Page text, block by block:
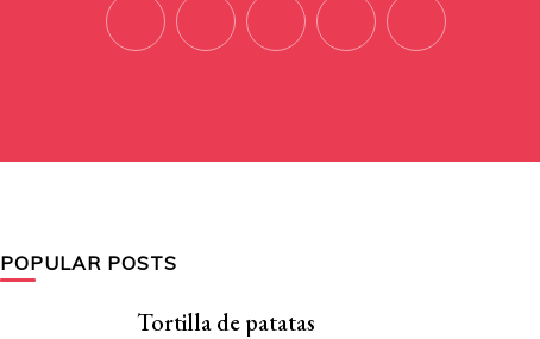
POPULAR POSTS
Tortilla de patatas